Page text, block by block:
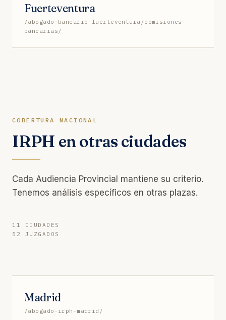
Fuerteventura
/abogado-bancario-fuerteventura/comisiones-
bancarias/
COBERTURA NACIONAL
IRPH en otras ciudades
Cada Audiencia Provincial mantiene su criterio.
Tenemos análisis específicos en otras plazas.
11 CIUDADES
52 JUZGADOS
Madrid
/abogado-irph-madrid/